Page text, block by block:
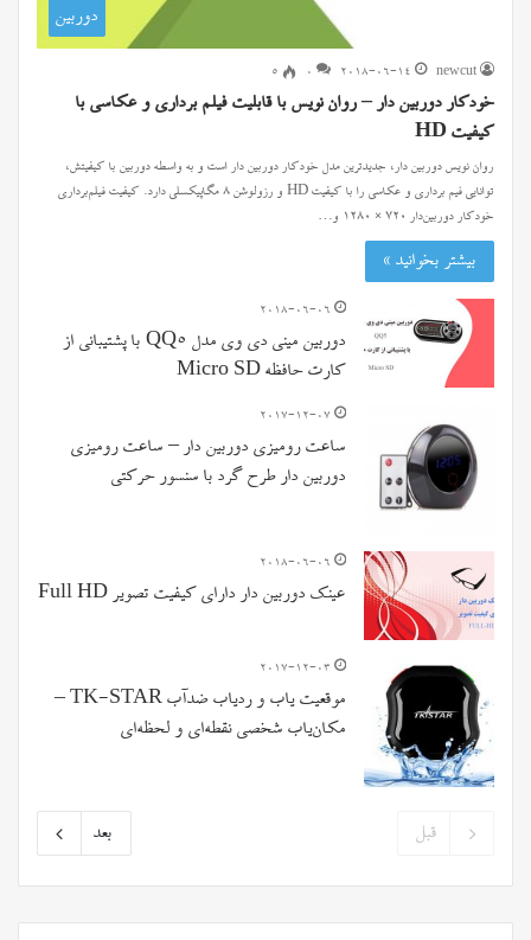
دوربین
newcut
2018-06-14
0 ۵
خودکار دوربین دار – روان نویس با قابلیت فیلم برداری و عکاسی با
کیفیت HD
روان نویس دوربین دار، جدیدترین مدل خودکار دوربین دار است و به واسطه دوربین با کیفیتش،
توانایی فیم برداری و عکاسی را با کیفیت HD و رزولوشن ۸ مگاپیکسلی دارد. کیفیت فیلم‌برداری
خودکار دوربین‌دار ۷۲۰ × ۱۲۸۰ و…
بیشتر بخوانید »
2018-06-06
دوربین مینی دی وی مدل QQ5 با پشتیبانی از
کارت حافظه Micro SD
2017-12-07
ساعت رومیزی دوربین دار – ساعت رومیزی
دوربین دار طرح گرد با سنسور حرکتی
2018-06-06
عینک دوربین دار دارای کیفیت تصویر Full HD
2017-12-03
موقعیت یاب و ردیاب ضدآب TK-STAR –
مکان‌یاب شخصی نقطه‌ای و لحظه‌ای
قبل بعد